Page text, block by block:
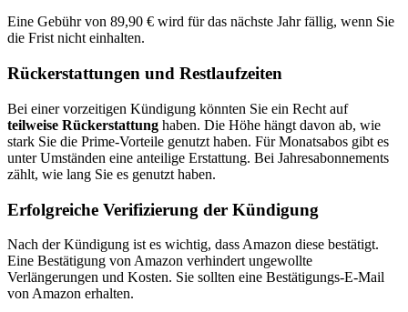
Eine Gebühr von 89,90 € wird für das nächste Jahr fällig, wenn Sie
die Frist nicht einhalten.
Rückerstattungen und Restlaufzeiten
Bei einer vorzeitigen Kündigung könnten Sie ein Recht auf
teilweise Rückerstattung haben. Die Höhe hängt davon ab, wie
stark Sie die Prime-Vorteile genutzt haben. Für Monatsabos gibt es
unter Umständen eine anteilige Erstattung. Bei Jahresabonnements
zählt, wie lang Sie es genutzt haben.
Erfolgreiche Verifizierung der Kündigung
Nach der Kündigung ist es wichtig, dass Amazon diese bestätigt.
Eine Bestätigung von Amazon verhindert ungewollte
Verlängerungen und Kosten. Sie sollten eine Bestätigungs-E-Mail
von Amazon erhalten.